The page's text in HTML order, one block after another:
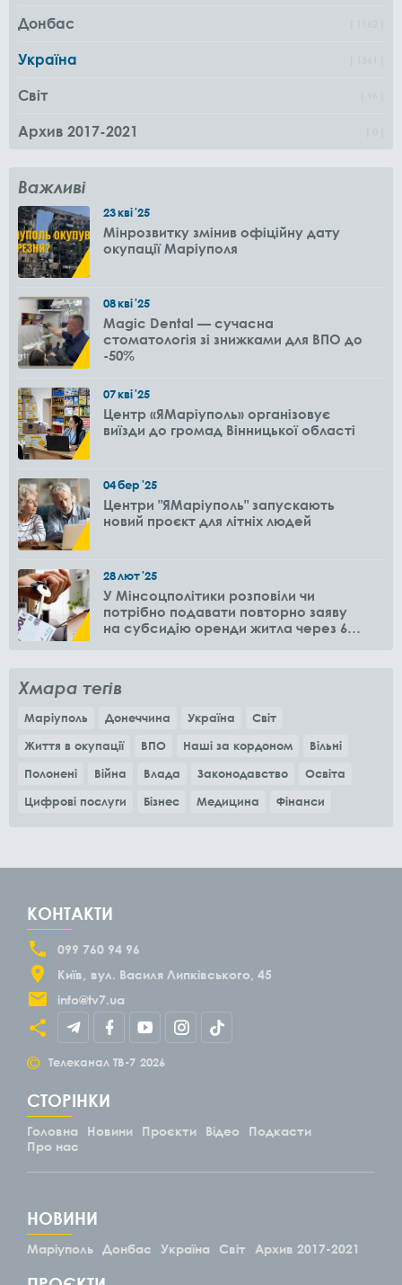
Донбас
Україна
Світ
Архив 2017-2021
Важливі
23кві'25
Мінрозвитку змінив офіційну дату
окупації Маріуполя
08кві'25
Magic Dental — сучасна
стоматологія зі знижками для ВПО до
-50%
07кві'25
Центр «ЯМаріуполь» організовує
виїзди до громад Вінницької області
04бер'25
Центри "ЯМаріуполь" запускають
новий проєкт для літніх людей
28лют'25
У Мінсоцполітики розповіли чи
потрібно подавати повторно заяву
на субсидію оренди житла через 6
Хмара тегів
Маріуполь Донеччина Україна
Світ
Життя в окупації
ВПО Наші за кордоном
Вільні
Полонені
Війна Влада Законодавство
Освіта
Цифрові послуги
Бізнес Медицина Фінанси
КОНТАКТИ
099 760 94 96
Київ
вул. Василя Липківського, 45
info@tv7.ua
© Телеканал ТВ-7 2026
СТОРІНКИ
Головна Новини Проєкти Відео
Подкасти
Про нас
НОВИНИ
Маріуполь Донбас Україна Світ Архив 2017-2021